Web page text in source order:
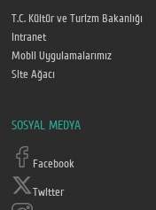
T.C. Kültür ve Turizm Bakanlığı
Intranet
Mobil Uygulamalarımız
Site Ağacı
SOSYAL MEDYA
Facebook
Twitter